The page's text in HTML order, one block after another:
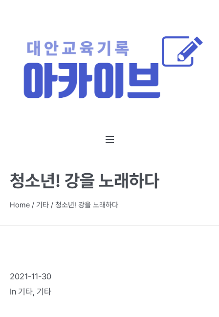
청소년! 강을 노래하다
Home / 기타 / 청소년! 강을 노래하다
2021-11-30
In 기타, 기타